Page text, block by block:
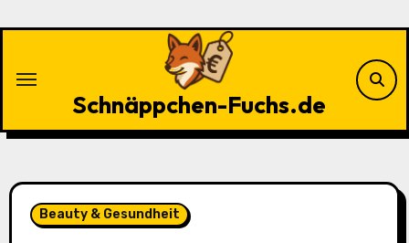
Schnäppchen-Fuchs.de
Beauty & Gesundheit